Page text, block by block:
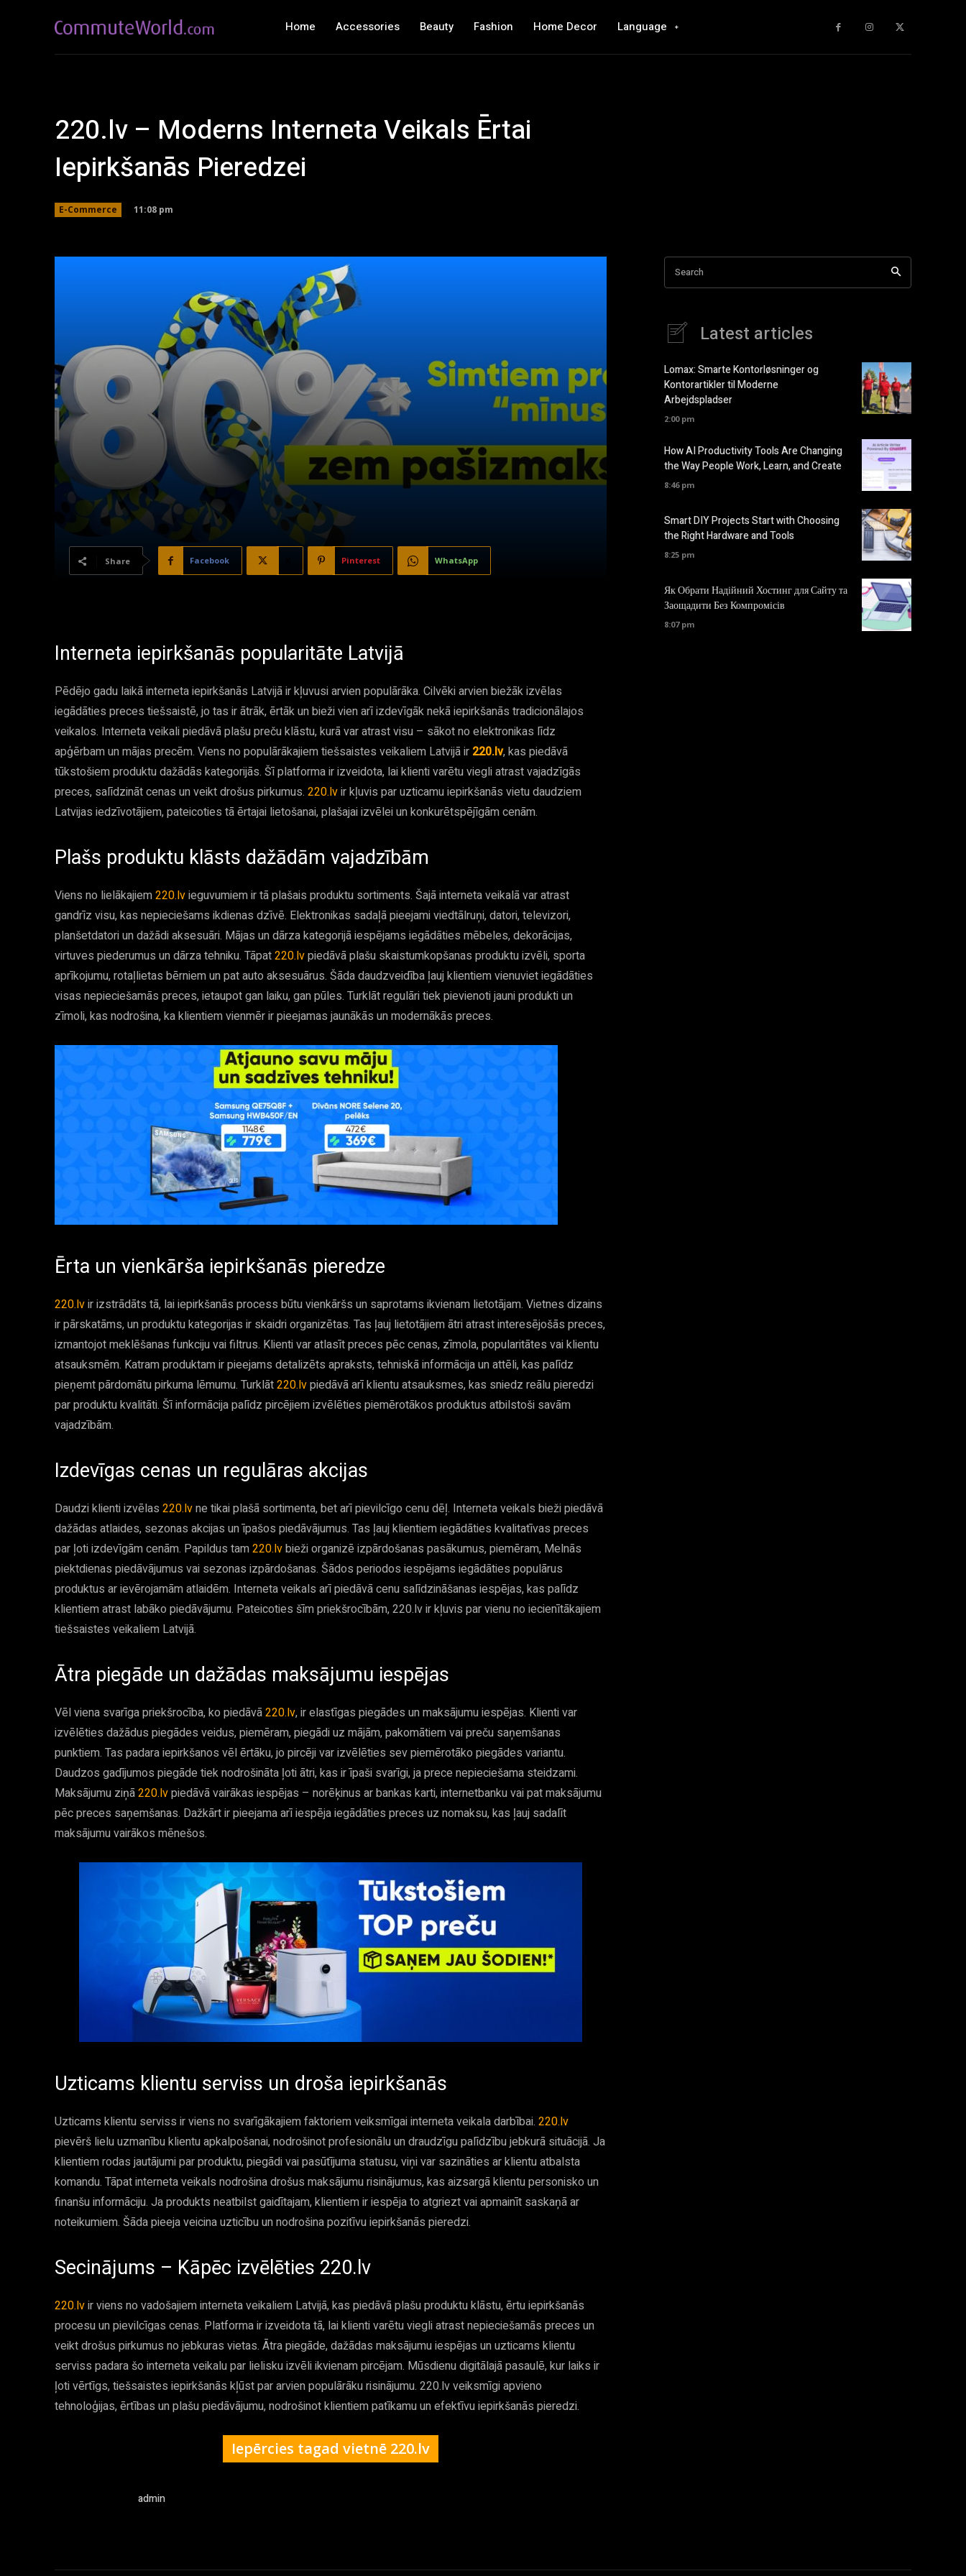
Home Accessories Beauty Fashion Home Decor Language
220.lv – Moderns Interneta Veikals Ērtai
Iepirkšanās Pieredzei
E-Commerce 11:08 pm
Share Facebook Pinterest WhatsApp
Interneta iepirkšanās popularitāte Latvijā
Pēdējo gadu laikā interneta iepirkšanās Latvijā ir kļuvusi arvien populārāka. Cilvēki arvien biežāk izvēlas
iegādāties preces tiešsaistē, jo tas ir ātrāk, ērtāk un bieži vien arī izdevīgāk nekā iepirkšanās tradicionālajos
veikalos. Interneta veikali piedāvā plašu preču klāstu, kurā var atrast visu – sākot no elektronikas līdz
apģērbam un mājas precēm. Viens no populārākajiem tiešsaistes veikaliem Latvijā ir 220.lv, kas piedāvā
tūkstošiem produktu dažādās kategorijās. Šī platforma ir izveidota, lai klienti varētu viegli atrast vajadzīgās
preces, salīdzināt cenas un veikt drošus pirkumus. 220.lvir kļuvis par uzticamu iepirkšanās vietu daudziem
Latvijas iedzīvotājiem, pateicoties tā ērtajai lietošanai, plašajai izvēlei un konkurētspējīgām cenām.
Plašs produktu klāsts dažādām vajadzībām
Viens no lielākajiem220.lvieguvumiem ir tā plašais produktu sortiments. Šajā interneta veikalā var atrast
gandrīz visu, kas nepieciešams ikdienas dzīvē. Elektronikas sadaļā pieejami viedtālruņi, datori, televizori,
planšetdatori un dažādi aksesuāri. Mājas un dārza kategorijā iespējams iegādāties mēbeles, dekorācijas,
virtuves piederumus un dārza tehniku. Tāpat220.lvpiedāvā plašu skaistumkopšanas produktu izvēli, sporta
aprīkojumu, rotaļlietas bērniem un pat auto aksesuārus. Šāda daudzveidība ļauj klientiem vienuviet iegādāties
visas nepieciešamās preces, ietaupot gan laiku, gan pūles. Turklāt regulāri tiek pievienoti jauni produkti un
zīmoli, kas nodrošina, ka klientiem vienmēr ir pieejamas jaunākās un modernākās preces.
Ērta un vienkārša iepirkšanās pieredze
220.lvir izstrādāts tā, lai iepirkšanās process būtu vienkāršs un saprotams ikvienam lietotājam. Vietnes dizains
ir pārskatāms, un produktu kategorijas ir skaidri organizētas. Tas ļauj lietotājiem ātri atrast interesējošās preces,
izmantojot meklēšanas funkciju vai filtrus. Klienti var atlasīt preces pēc cenas, zīmola, popularitātes vai klientu
atsauksmēm. Katram produktam ir pieejams detalizēts apraksts, tehniskā informācija un attēli, kas palīdz
pieņemt pārdomātu pirkuma lēmumu. Turklāt220.lvpiedāvā arī klientu atsauksmes, kas sniedz reālu pieredzi
par produktu kvalitāti. Šī informācija palīdz pircējiem izvēlēties piemērotākos produktus atbilstoši savām
vajadzībām.
Izdevīgas cenas un regulāras akcijas
Daudzi klienti izvēlas 220.lvne tikai plašā sortimenta, bet arī pievilcīgo cenu dēļ. Interneta veikals bieži piedāvā
dažādas atlaides, sezonas akcijas un īpašos piedāvājumus. Tas ļauj klientiem iegādāties kvalitatīvas preces
par ļoti izdevīgām cenām. Papildus tam220.lvbieži organizē izpārdošanas pasākumus, piemēram, Melnās
piektdienas piedāvājumus vai sezonas izpārdošanas. Šādos periodos iespējams iegādāties populārus
produktus ar ievērojamām atlaidēm. Interneta veikals arī piedāvā cenu salīdzināšanas iespējas, kas palīdz
klientiem atrast labāko piedāvājumu. Pateicoties šīm priekšrocībām, 220.lv ir kļuvis par vienu no iecienītākajiem
tiešsaistes veikaliem Latvijā.
Ātra piegāde un dažādas maksājumu iespējas
Vēl viena svarīga priekšrocība, ko piedāvā220.lv, ir elastīgas piegādes un maksājumu iespējas. Klienti var
izvēlēties dažādus piegādes veidus, piemēram, piegādi uz mājām, pakomātiem vai preču saņemšanas
punktiem. Tas padara iepirkšanos vēl ērtāku, jo pircēji var izvēlēties sev piemērotāko piegādes variantu.
Daudzos gadījumos piegāde tiek nodrošināta ļoti ātri, kas ir īpaši svarīgi, ja prece nepieciešama steidzami.
Maksājumu ziņā220.lvpiedāvā vairākas iespējas – norēķinus ar bankas karti, internetbanku vai pat maksājumu
pēc preces saņemšanas. Dažkārt ir pieejama arī iespēja iegādāties preces uz nomaksu, kas ļauj sadalīt
maksājumu vairākos mēnešos.
Uzticams klientu serviss un droša iepirkšanās
Uzticams klientu serviss ir viens no svarīgākajiem faktoriem veiksmīgai interneta veikala darbībai. 220.lv
pievērš lielu uzmanību klientu apkalpošanai, nodrošinot profesionālu un draudzīgu palīdzību jebkurā situācijā. Ja
klientiem rodas jautājumi par produktu, piegādi vai pasūtījuma statusu, viņi var sazināties ar klientu atbalsta
komandu. Tāpat interneta veikals nodrošina drošus maksājumu risinājumus, kas aizsargā klientu personisko un
finanšu informāciju. Ja produkts neatbilst gaidītajam, klientiem ir iespēja to atgriezt vai apmainīt saskaņā ar
noteikumiem. Šāda pieeja veicina uzticību un nodrošina pozitīvu iepirkšanās pieredzi.
Secinājums – Kāpēc izvēlēties 220.lv
220.lvir viens no vadošajiem interneta veikaliem Latvijā, kas piedāvā plašu produktu klāstu, ērtu iepirkšanās
procesu un pievilcīgas cenas. Platforma ir izveidota tā, lai klienti varētu viegli atrast nepieciešamās preces un
veikt drošus pirkumus no jebkuras vietas. Ātra piegāde, dažādas maksājumu iespējas un uzticams klientu
serviss padara šo interneta veikalu par lielisku izvēli ikvienam pircējam. Mūsdienu digitālajā pasaulē, kur laiks ir
ļoti vērtīgs, tiešsaistes iepirkšanās kļūst par arvien populārāku risinājumu. 220.lv veiksmīgi apvieno
tehnoloģijas, ērtības un plašu piedāvājumu, nodrošinot klientiem patīkamu un efektīvu iepirkšanās pieredzi.
Iepērcies tagad vietnē 220.lv
admin
Search
Latest articles
Lomax: Smarte Kontorløsninger og
Kontorartikler til Moderne
Arbejdspladser
2:00 pm
How AI Productivity Tools Are Changing
the Way People Work, Learn, and Create
8:46 pm
Smart DIY Projects Start with Choosing
the Right Hardware and Tools
8:25 pm
Як Обрати Надійний Хостинг для Сайту та
Заощадити Без Компромісів
8:07 pm